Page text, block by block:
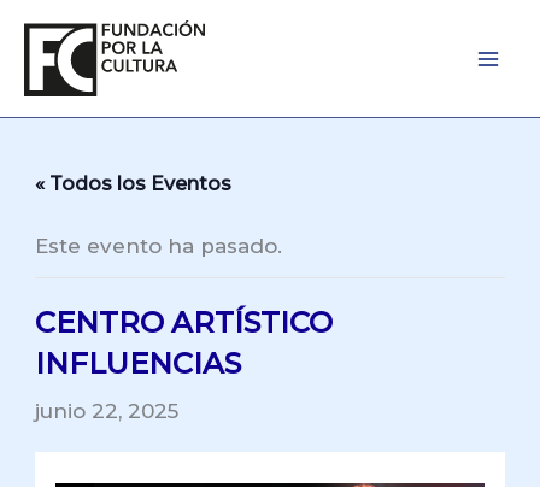
contenido
« Todos los Eventos
Este evento ha pasado.
CENTRO ARTÍSTICO
INFLUENCIAS
junio 22, 2025